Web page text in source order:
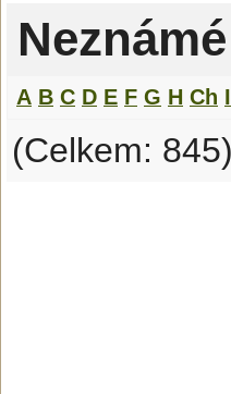
Neznámé
A B C D E F G H Ch I
(Celkem: 845)